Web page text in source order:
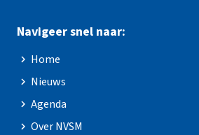
Navigeer snel naar:
Home
Nieuws
Agenda
Over NVSM